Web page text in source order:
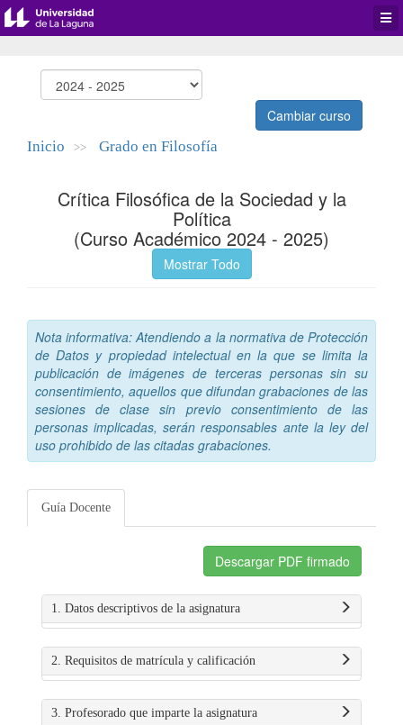
Cambiar curso
Inicio >> Grado en Filosofía
Crítica Filosófica de la Sociedad y la
Política
(Curso Académico 2024 - 2025)
Mostrar Todo
Nota informativa: Atendiendo a la normativa de Protección
de Datos y propiedad intelectual en la que se limita la
publicación de imágenes de terceras personas sin su
consentimiento, aquellos que difundan grabaciones de las
sesiones de clase sin previo consentimiento de las
personas implicadas, serán responsables ante la ley del
uso prohibido de las citadas grabaciones.
Guía Docente
Descargar PDF firmado
1. Datos descriptivos de la asignatura
2. Requisitos de matrícula y calificación
3. Profesorado que imparte la asignatura